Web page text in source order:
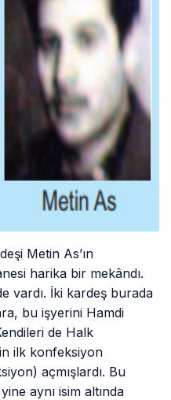
Metin As’ın
harika bir mekândı.
vardı. İki kardeş burada
bu işyerini Hamdi
de Halk
ilk konfeksiyon
açmışlardı. Bu
aynı isim altında